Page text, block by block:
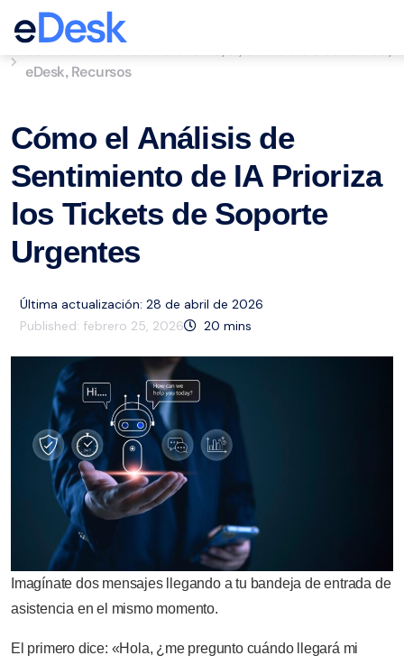
eCommerce Support Central
eDesk, Recursos
Cómo el Análisis de
Sentimiento de IA Prioriza
los Tickets de Soporte
Urgentes
Última actualización: 28 de abril de 2026
Published: febrero 25, 2026 20 mins
Imagínate dos mensajes llegando a tu bandeja de entrada de
asistencia en el mismo momento.
El primero dice: «Hola, ¿me pregunto cuándo llegará mi